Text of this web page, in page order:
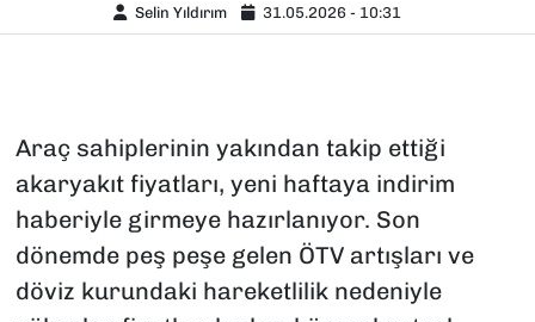
Selin Yıldırım 31.05.2026 - 10:31
Araç sahiplerinin yakından takip ettiği
akaryakıt fiyatları, yeni haftaya indirim
haberiyle girmeye hazırlanıyor. Son
dönemde peş peşe gelen ÖTV artışları ve
döviz kurundaki hareketlilik nedeniyle